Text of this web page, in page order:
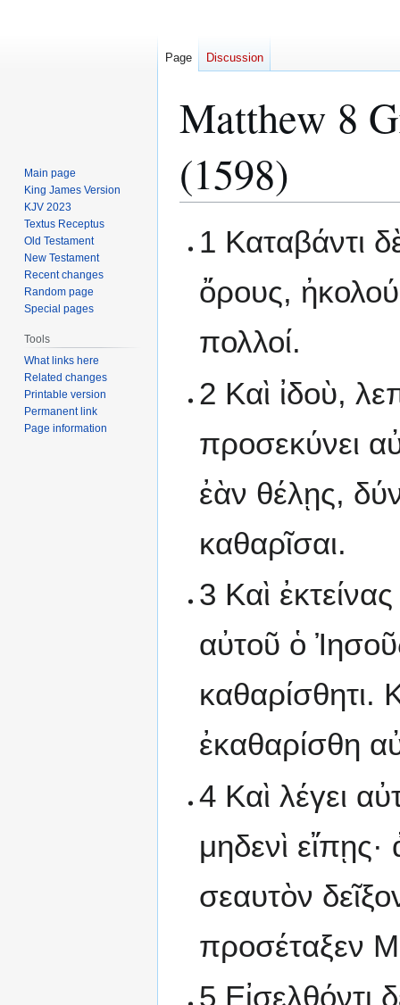
Matthew 8
(1598)
toto
1 Καταβάντι
ὄρους,
πολλοί.
2 Καὶ ἰδοὺ,
προσεκύνει
ἐὰν θέλῃς,
καθαρῖσαι.
3 Καὶ
αὐτοῦ ὁ
καθαρίσθητι.
ἐκαθαρίσθη
4 Καὶ λέγει
μηδενὶ
σεαυτὸν
προσέταξεν
5 Εἰσελθόντι
Page Discussion
Main page
King James Version
KJV 2023
Textus Receptus
Old Testament
New Testament
Recent changes
Random page
Special pages
Tools
What links here
Related changes
Printable version
Permanent link
Page information